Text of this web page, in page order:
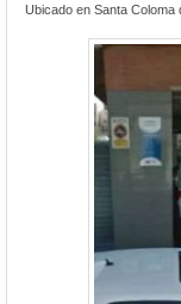
Ubicado en Santa Coloma